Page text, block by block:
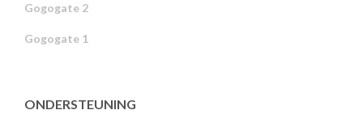
Gogogate 2
Gogogate 1
ONDERSTEUNING